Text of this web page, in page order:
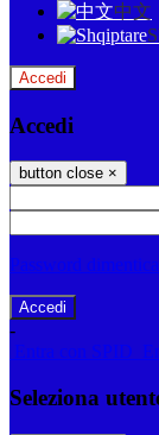
中文
Accedi
Accedi
button close ×
Password
-
Entra con SPID
Seleziona